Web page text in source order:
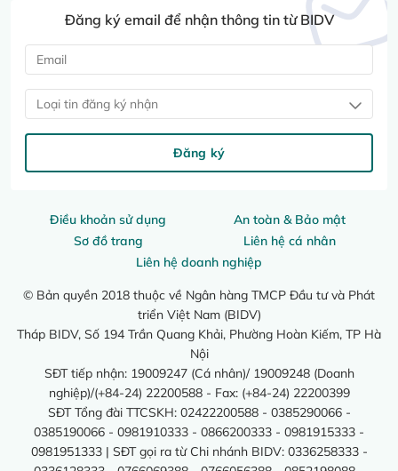
Điều khoản sử dụng
An toàn & Bảo mật
Sơ đồ trang
Liên hệ cá nhân
Liên hệ doanh nghiệp
© Bản quyền 2018 thuộc về Ngân hàng TMCP Đầu tư và Phát
triển Việt Nam (BIDV)
Tháp BIDV, Số 194 Trần Quang Khải, Phường Hoàn Kiếm, TP Hà
Nội
SĐT tiếp nhận: 19009247 (Cá nhân)/ 19009248 (Doanh
nghiệp)/(+84-24) 22200588 - Fax: (+84-24) 22200399
SĐT Tổng đài TTCSKH: 02422200588 - 0385290066 -
0385190066 - 0981910333 - 0866200333 - 0981915333 -
0981951333 | SĐT gọi ra từ Chi nhánh BIDV: 0336258333 -
Đăng ký email để nhận thông tin từ BIDV
Loại tin đăng ký nhận
Đăng ký